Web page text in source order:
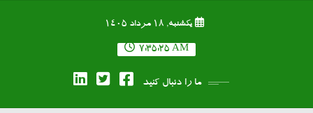
یکشنبه, ۱۸ مرداد ۱۴۰۵
7:35:26 AM
ما را دنبال کنید